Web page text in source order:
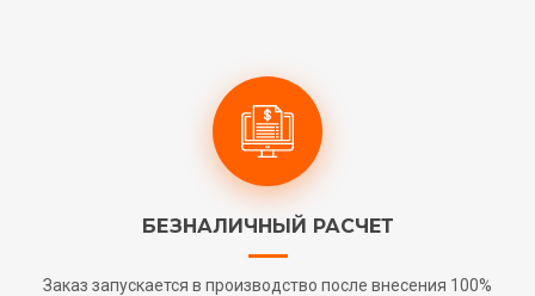
БЕЗНАЛИЧНЫЙ РАСЧЕТ
Заказ запускается в производство после внесения 100%